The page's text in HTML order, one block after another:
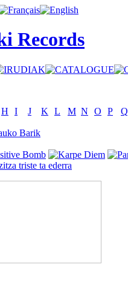
Records
H I J K L M N O P Q